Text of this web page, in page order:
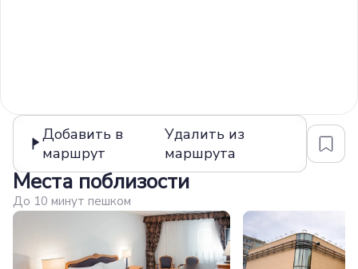
Добавить в
маршрут
Удалить из
маршрута
Места поблизости
До 10 минут пешком